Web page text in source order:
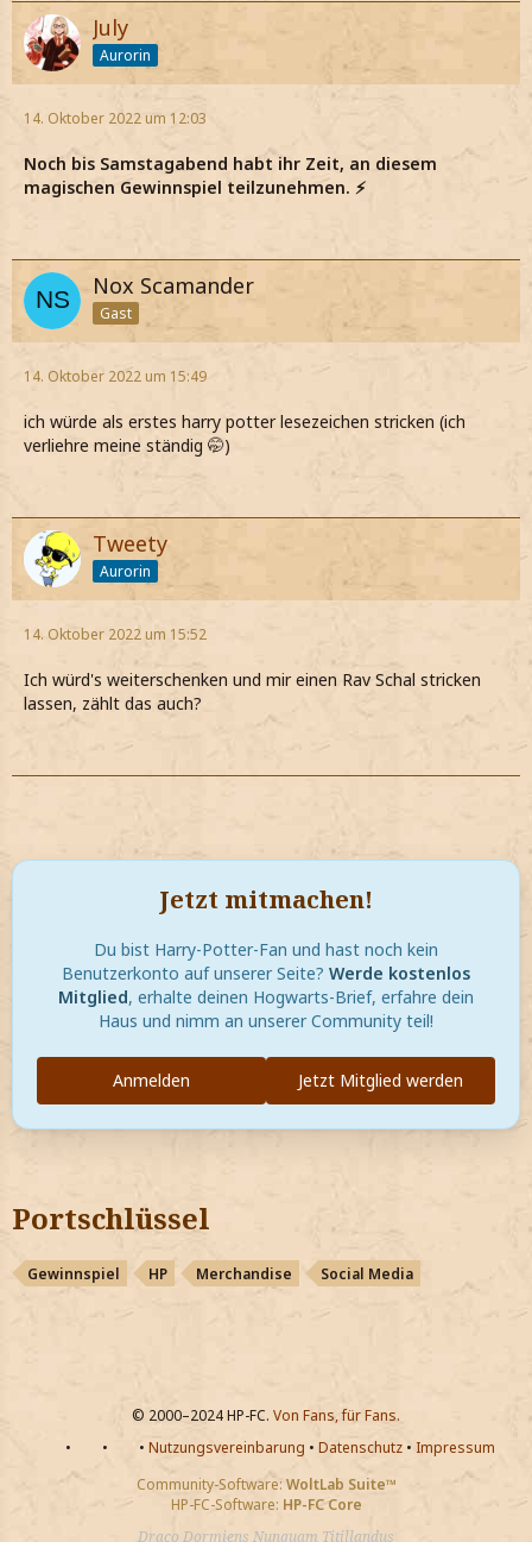
July
Aurorin
14. Oktober 2022 um 12:03
Noch bis Samstagabend habt ihr Zeit, an diesem
magischen Gewinnspiel teilzunehmen. ⚡
Nox Scamander
Gast
14. Oktober 2022 um 15:49
ich würde als erstes harry potter lesezeichen stricken (ich
verliehre meine ständig 🤭)
Tweety
Aurorin
14. Oktober 2022 um 15:52
Ich würd's weiterschenken und mir einen Rav Schal stricken
lassen, zählt das auch?
Jetzt mitmachen!
Du bist Harry-Potter-Fan und hast noch kein
Benutzerkonto auf unserer Seite? Werde kostenlos
Mitglied, erhalte deinen Hogwarts-Brief, erfahre dein
Haus und nimm an unserer Community teil!
Jetzt Mitglied werden
Anmelden
Portschlüssel
Gewinnspiel HP Merchandise Social Media
© 2000–2024 HP-FC. Von Fans, für Fans.
•
• • Nutzungsvereinbarung • Datenschutz• Impressum
Community-Software: WoltLab Suite™
HP-FC-Software: HP-FC Core
Draco Dormiens Nunquam Titillandus